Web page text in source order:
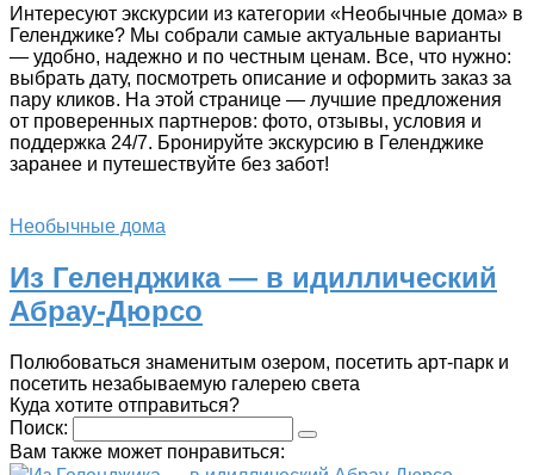
Интересуют экскурсии из категории «Необычные дома» в
Геленджике? Мы собрали самые актуальные варианты
— удобно, надежно и по честным ценам. Все, что нужно:
выбрать дату, посмотреть описание и оформить заказ за
пару кликов. На этой странице — лучшие предложения
от проверенных партнеров: фото, отзывы, условия и
поддержка 24/7. Бронируйте экскурсию в Геленджике
заранее и путешествуйте без забот!
Необычные дома
Из Геленджика — в идиллический
Абрау-Дюрсо
Полюбоваться знаменитым озером, посетить арт-парк и
посетить незабываемую галерею света
Куда хотите отправиться?
Поиск:
Вам также может понравиться: